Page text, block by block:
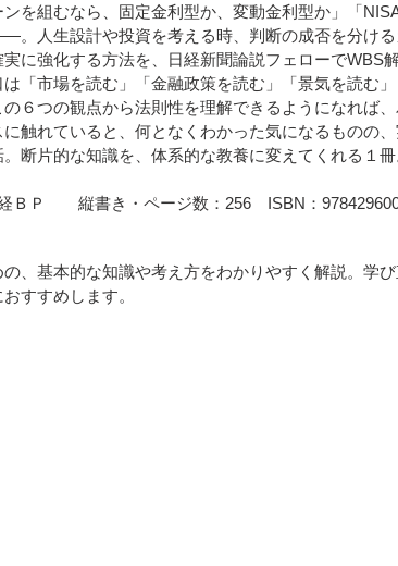
を組むなら、固定金利型か、変動金利型か」「
人生設計や投資を考える時、判断の成否を分け
に強化する方法を、日経新聞論説フェローでWBS
「市場を読む」「金融政策を読む」「景気を読む」
６つの観点から法則性を理解できるようになれば
触れていると、何となくわかった気になるものの
断片的な知識を、体系的な教養に変えてくれる１冊
ＢＰ 縦書き・ページ数：256 ISBN：
、基本的な知識や考え方をわかりやすく解説。学
すすめします。